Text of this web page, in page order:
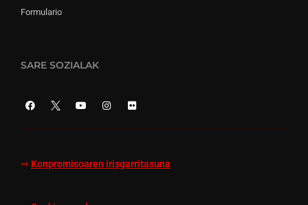
Formulario
SARE SOZIALAK
⇒ Konpromisoaren irisgarritasuna